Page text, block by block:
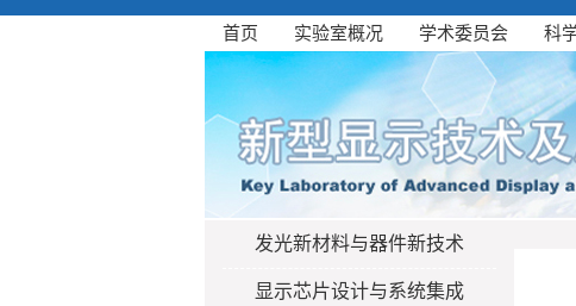
首页 实验室概况 学术委员会 科
发光新材料与器件新技术
显示芯片设计与系统集成